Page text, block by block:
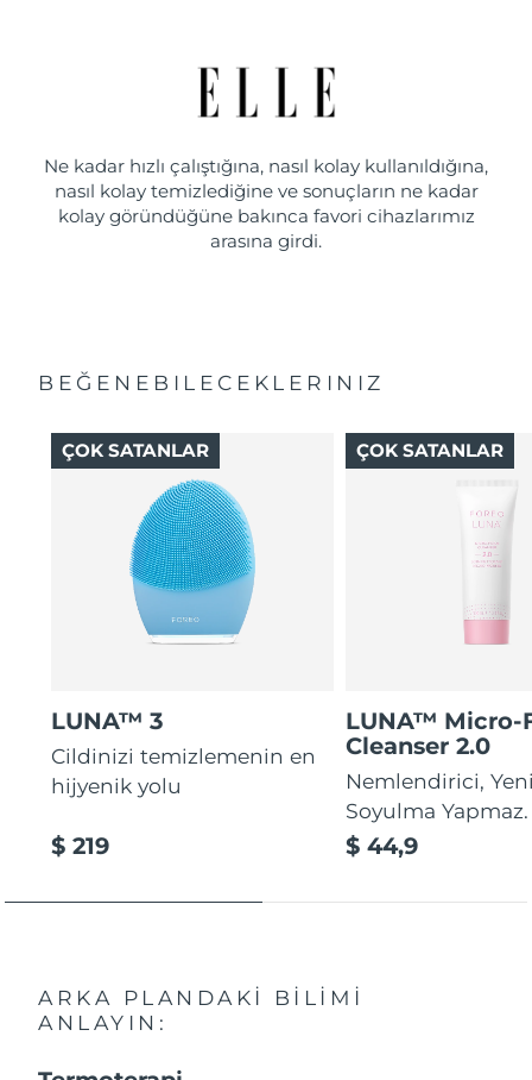
Ne kadar hızlı çalıştığına, nasıl kolay kullanıldığına,
nasıl kolay temizlediğine ve sonuçların ne kadar
kolay göründüğüne bakınca favori cihazlarımız
arasına girdi.
BEĞENEBILECEKLERINIZ
LUNA™ 3
Cildinizi temizlemenin en
hijyenik yolu
$ 219
ÇOK SATANLAR
LUNA™ Micro-
Cleanser 2.0
Nemlendirici,
Soyulma Yapmaz.
$ 44,9
ÇOK SATANLAR
ARKA PLANDAKI BILIMI
ANLAYIN: